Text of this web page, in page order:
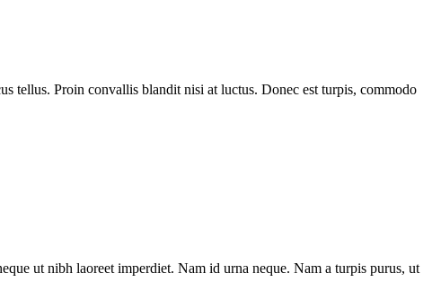
tellus. Proin convallis blandit nisi at luctus. Donec est turpis, commodo
ut nibh laoreet imperdiet. Nam id urna neque. Nam a turpis purus, ut